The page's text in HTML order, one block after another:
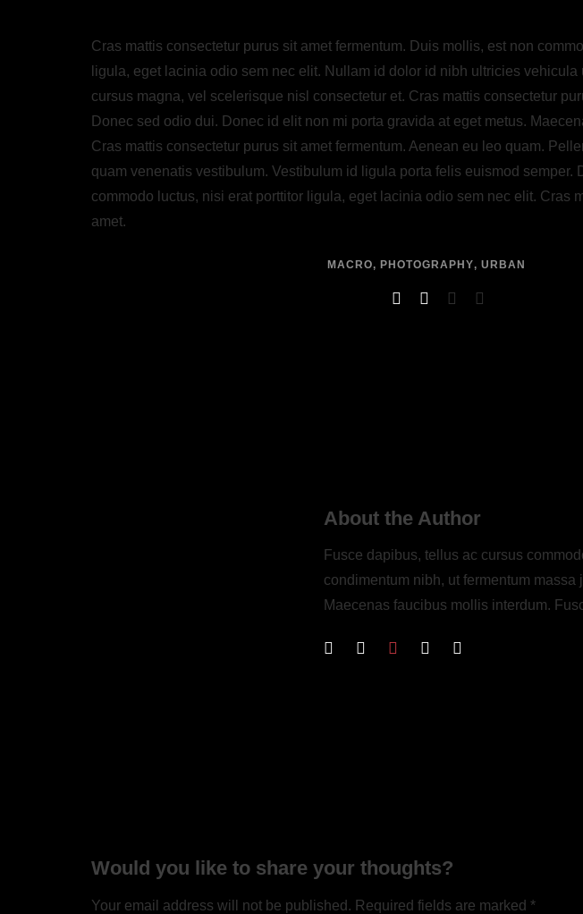
Cras mattis consectetur purus sit amet fermentum. Duis mollis, est non
ligula, eget lacinia odio sem nec elit. Nullam id dolor id nibh ultricies vehicula
cursus magna, vel scelerisque nisl consectetur et. Cras mattis consectetur
Donec sed odio dui. Donec id elit non mi porta gravida at eget metus.
Cras mattis consectetur purus sit amet fermentum. Aenean eu leo quam.
quam venenatis vestibulum. Vestibulum id ligula porta felis euismod semper.
commodo luctus, nisi erat porttitor ligula, eget lacinia odio sem nec elit. Cras
amet.
MACRO, PHOTOGRAPHY, URBAN
About the Author
Fusce dapibus, tellus ac cursus
condimentum nibh, ut fermentum massa
Maecenas faucibus mollis interdum.
Would you like to share your thoughts?
Your email address will not be published. Required fields are marked *